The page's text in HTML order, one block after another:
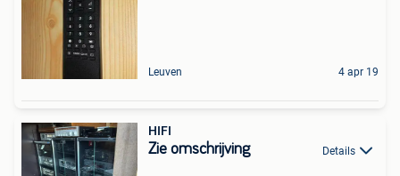
Leuven 4 apr 19
HIFI
Zie omschrijving Details